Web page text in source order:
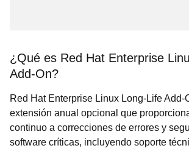
¿Qué es Red Hat Enterprise
Add-On?
Red Hat Enterprise Linux Long-Life Add-
extensión anual opcional que
continuo a correcciones de errores y
software críticas, incluyendo soporte